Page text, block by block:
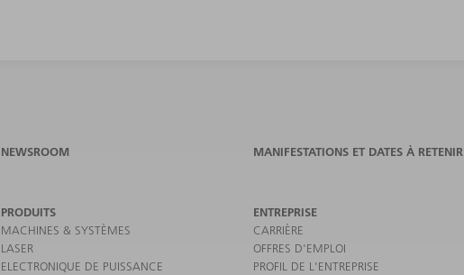
NEWSROOM MANIFESTATIONS ET DATES À RETENIR
PRODUITS
MACHINES & SYSTÈMES
LASER
ELECTRONIQUE DE PUISSANCE
ENTREPRISE
CARRIÈRE
OFFRES D'EMPLOI
PROFIL DE L'ENTREPRISE